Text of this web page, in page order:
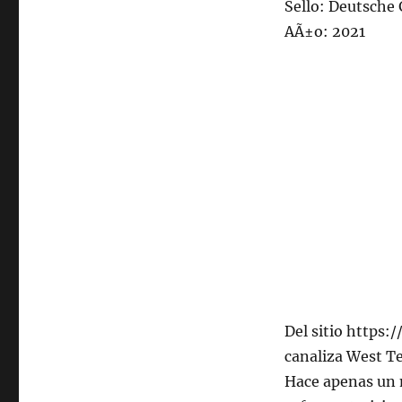
Sello: Deutsche
AÃ±o: 2021
Del sitio
canaliza West
Hace apenas